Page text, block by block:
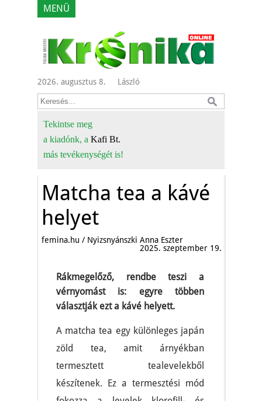
MENÜ
2026. augusztus 8. László
Tekintse meg
a kiadónk, a Kafi Bt.
más tevékenységét is!
Matcha tea a kávé
helyet
femina.hu / Nyizsnyánszki Anna Eszter
2025. szeptember 19.
Rákmegelőző, rendbe teszi a
vérnyomást is: egyre többen
választják ezt a kávé helyett.
A matcha tea egy különleges japán
zöld tea, amit árnyékban
termesztett tealevelekből
készítenek. Ez a termesztési mód